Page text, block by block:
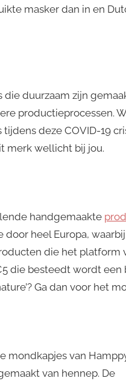
masker dan in en
duurzaam zijn
productieprocessen.
deze COVID-19
merk wellicht bij jou.
handgemaakte
heel Europa,
die het platform
die besteedt wordt
Ga dan voor het
mondkapjes van
van hennep. De